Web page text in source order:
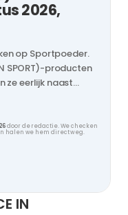
2026,
op Sportpoeder.
SPORT)-producten
ze eerlijk naast
door de redactie. We checken
halen we hem direct weg.
IN